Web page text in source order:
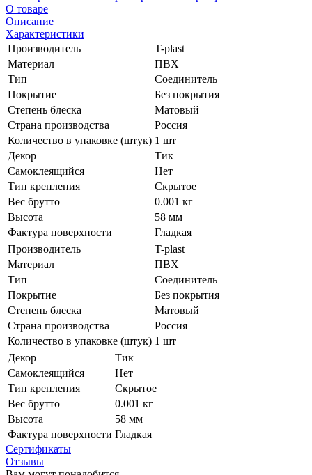
О товаре
Описание
Характеристики
Производитель
T-plast
Материал
ПВХ
Тип
Соединитель
Покрытие
Без покрытия
Степень блеска
Матовый
Страна производства
Россия
Количество в упаковке (штук) 1 шт
Декор
Тик
Самоклеящийся
Нет
Тип крепления
Скрытое
Вес брутто
0.001 кг
Высота
58 мм
Фактура поверхности
Гладкая
Производитель
T-plast
Материал
ПВХ
Тип
Соединитель
Покрытие
Без покрытия
Степень блеска
Матовый
Страна производства
Россия
Количество в упаковке (штук) 1 шт
Декор
Тик
Самоклеящийся
Нет
Тип крепления
Скрытое
Вес брутто
0.001 кг
Высота
58 мм
Фактура поверхности Гладкая
Сертификаты
Отзывы